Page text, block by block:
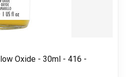
Oxide - 30ml - 416 -